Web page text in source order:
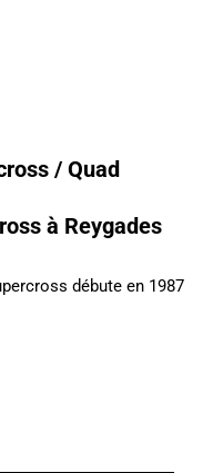
/ Quad
à Reygades
débute en 1987